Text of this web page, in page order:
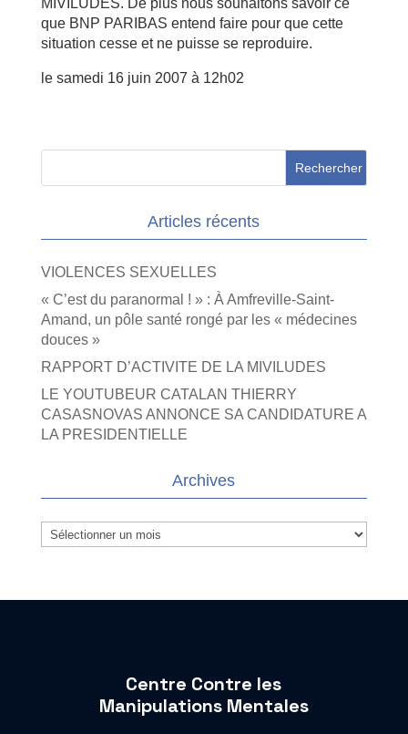
MIVILUDES. De plus nous souhaitons savoir ce
que BNP PARIBAS entend faire pour que cette
situation cesse et ne puisse se reproduire.
le samedi 16 juin 2007 à 12h02
Articles récents
VIOLENCES SEXUELLES
« C’est du paranormal ! » : À Amfreville-Saint-
Amand, un pôle santé rongé par les « médecines
douces »
RAPPORT D’ACTIVITE DE LA MIVILUDES
LE YOUTUBEUR CATALAN THIERRY
CASASNOVAS ANNONCE SA CANDIDATURE A
LA PRESIDENTIELLE
Archives
Archives
Centre Contre les
Manipulations Mentales